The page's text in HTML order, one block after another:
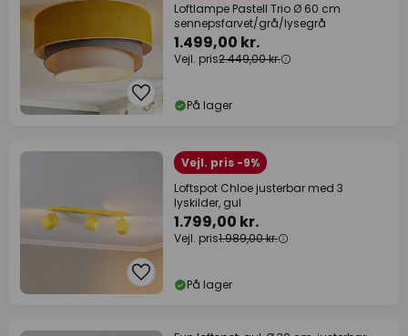
Loftlampe Pastell Trio Ø 60 cm
sennepsfarvet/grå/lysegrå
1.499,00 kr.
Vejl. pris2.449,00 kr.
På lager
Vejl. pris -9%
Loftspot Chloe justerbar med 3
lyskilder, gul
1.799,00 kr.
Vejl. pris1.989,00 kr.
På lager